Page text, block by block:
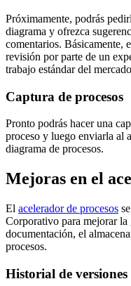
Próximamente, podrás
diagrama y ofrezca
comentarios. Básicamente,
revisión por parte de un
trabajo estándar del
Captura de procesos
Pronto podrás hacer una
proceso y luego enviarla al
diagrama de procesos.
Mejoras en el
El acelerador de procesos
Corporativo para mejorar la
documentación, el
procesos.
Historial de versiones